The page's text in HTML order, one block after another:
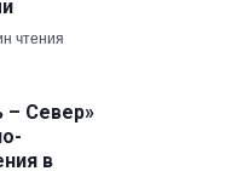
чтения
– Север»
в